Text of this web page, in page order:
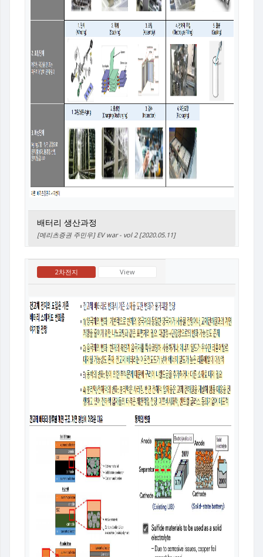
배터리 생산과정
[메리츠증권 주민우] EV war - vol 2 [2020.05.11]
2차전지 View